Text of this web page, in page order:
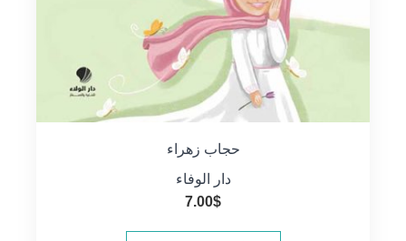
حجاب زهراء
دار الوفاء
7.00$